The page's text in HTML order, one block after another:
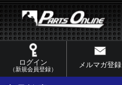
ログイン
（新規会員登録）
メルマガ登録